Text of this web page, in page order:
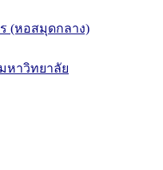
(หอสมุดกลาง)
หาวิทยาลัย